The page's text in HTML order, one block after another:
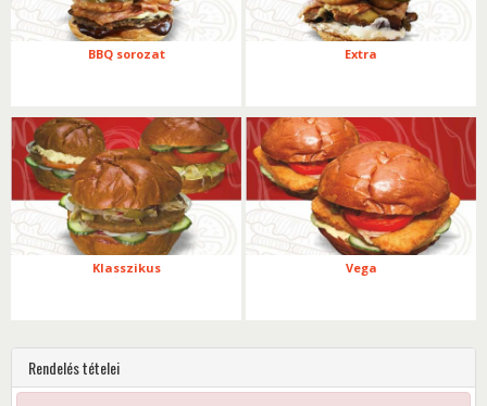
BBQ sorozat Extra
Klasszikus Vega
Rendelés tételei